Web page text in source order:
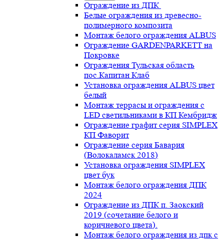
Ограждение из ДПК
Белые ограждения из древесно-
полимерного композита
Монтаж белого ограждения ALBUS
Ограждение GARDENPARKETT на
Покровке
Ограждения Тульская область
пос.Капитан Клаб
Установка ограждения ALBUS цвет
белый
Монтаж террасы и ограждения с
LED светильниками в КП Кембридж
Ограждение графит серия SIMPLEX
КП Фаворит
Ограждение серия Бавария
(Волокаламск 2018)
Установка ограждения SIMPLEX
цвет бук
Монтаж белого ограждения ДПК
2024
Ограждение из ДПК п. Заокский
2019 (сочетание белого и
коричневого цвета).
Монтаж белого ограждения из дпк с